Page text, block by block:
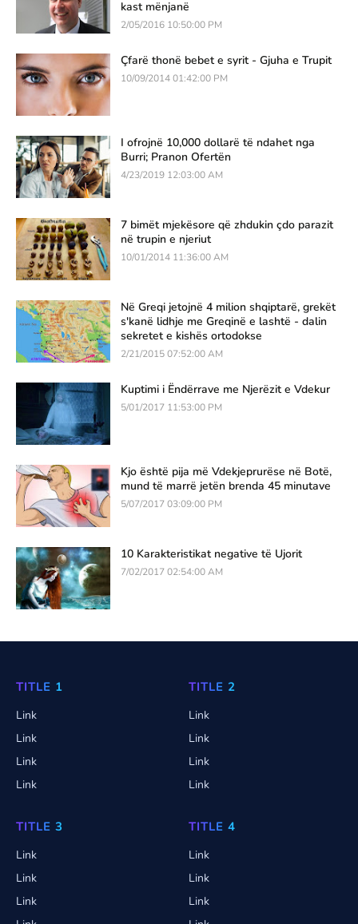
kast mënjanë
2/05/2016 10:50:00 PM
Çfarë thonë bebet e syrit - Gjuha e Trupit
10/09/2014 01:42:00 PM
I ofrojnë 10,000 dollarë të ndahet nga
Burri; Pranon Ofertën
4/23/2019 12:03:00 AM
7 bimët mjekësore që zhdukin çdo parazit
në trupin e njeriut
10/01/2014 11:36:00 AM
Në Greqi jetojnë 4 milion shqiptarë, grekët
s'kanë lidhje me Greqinë e lashtë - dalin
sekretet e kishës ortodokse
2/21/2015 07:52:00 AM
Kuptimi i Ëndërrave me Njerëzit e Vdekur
5/01/2017 11:53:00 PM
Kjo është pija më Vdekjeprurëse në Botë,
mund të marrë jetën brenda 45 minutave
5/07/2017 03:09:00 PM
10 Karakteristikat negative të Ujorit
7/02/2017 02:54:00 AM
TITLE 1
Link
Link
Link
Link
TITLE 2
Link
Link
Link
Link
TITLE 3
Link
Link
Link
TITLE 4
Link
Link
Link